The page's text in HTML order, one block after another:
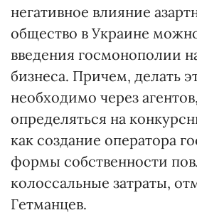
негативное влияние
общество в Украине
введения госмонополии
бизнеса. Причем, делать
необходимо через
определяться на
как создание оператора
формы собственности
колоссальные затраты,
Гетманцев.